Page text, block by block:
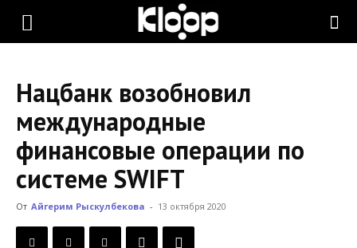
KLOOP.KG
Новости
Кыргызстана
Нацбанк возобновил
международные
финансовые операции по
системе SWIFT
От Айгерим Рыскулбекова - 13 октября 2020